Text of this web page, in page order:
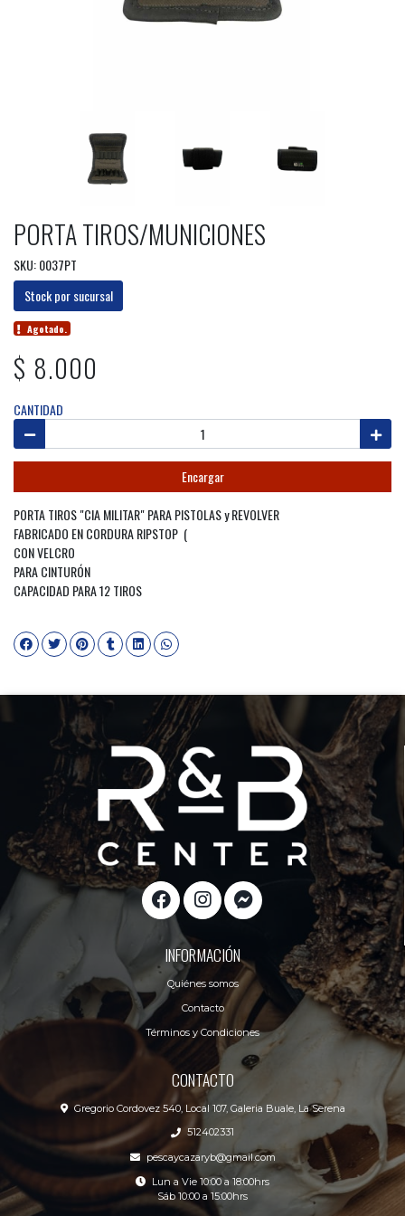
PORTA TIROS/MUNICIONES
SKU: 0037PT
Stock por sucursal
Agotado.
$ 8.000
CANTIDAD
Encargar
PORTA TIROS "CIA MILITAR" PARA PISTOLAS y REVOLVER
FABRICADO EN CORDURA RIPSTOP (
CON VELCRO
PARA CINTURÓN
CAPACIDAD PARA 12 TIROS
INFORMACIÓN
Quiénes somos
Contacto
Términos y Condiciones
CONTACTO
Gregorio Cordovez 540, Local 107, Galeria Buale, La Serena
512402331
pescaycazaryb@gmail.com
Lun a Vie 10:00 a 18:00hrs
Sáb 10:00 a 15:00hrs